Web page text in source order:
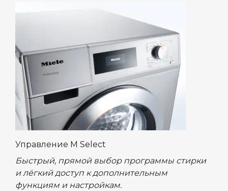
Управление M Select
Быстрый, прямой выбор программы стирки
и лёгкий доступ к дополнительным
функциям и настройкам.